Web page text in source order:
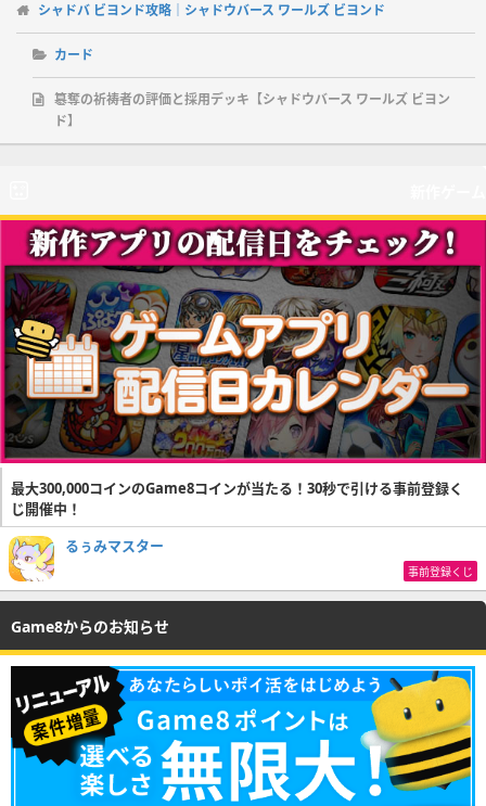
シャドバ ビヨンド攻略｜シャドウバース ワールズ ビヨンド
カード
簒奪の祈祷者の評価と採用デッキ【シャドウバース ワールズ ビヨン
ド】
最大300,000コインのGame8コインが当たる！30秒で引ける事前登録く
じ開催中！
るぅみマスター
事前登録くじ
Game8からのお知らせ